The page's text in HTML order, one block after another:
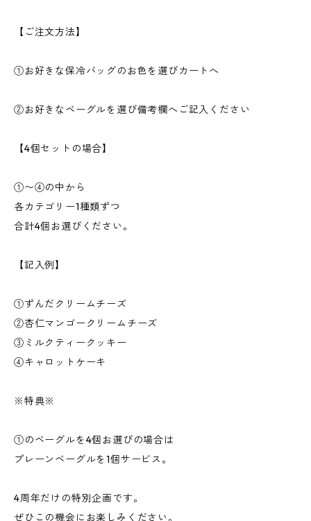
【ご注文方法】
①お好きな保冷バッグのお色を選びカートへ
②お好きなベーグルを選び備考欄へご記入ください
【4個セットの場合】
①〜④の中から
各カテゴリー1種類ずつ
合計4個お選びください。
【記入例】
①ずんだクリームチーズ
②杏仁マンゴークリームチーズ
③ミルクティークッキー
④キャロットケーキ
※特典※
①のベーグルを4個お選びの場合は
プレーンベーグルを1個サービス。
4周年だけの特別企画です。
ぜひこの機会にお楽しみください。